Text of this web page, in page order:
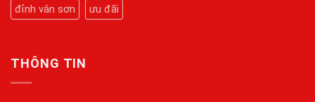
đỉnh vân sơn
ưu đãi
THÔNG TIN